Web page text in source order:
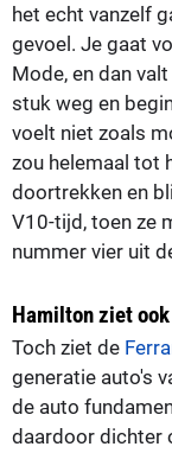
het echt vanzelf
gevoel. Je gaat
Mode, en dan
stuk weg en
voelt niet zoals
zou helemaal tot
doortrekken en
V10-tijd, toen ze
nummer vier uit
Hamilton ziet
Toch ziet de
generatie auto's
de auto
daardoor dichter